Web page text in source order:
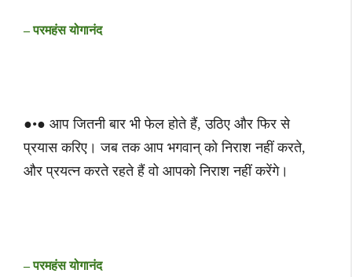
– परमहंस योगानंद
●•● आप जितनी बार भी फेल होते हैं, उठिए और फिर से
प्रयास करिए। जब तक आप भगवान् को निराश नहीं करते,
और प्रयत्न करते रहते हैं वो आपको निराश नहीं करेंगे।
– परमहंस योगानंद